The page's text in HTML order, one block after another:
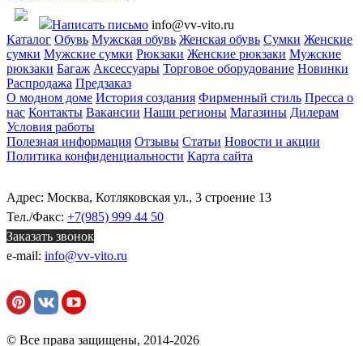
Написать письмо info@vv-vito.ru
Каталог Обувь Мужская обувь Женская обувь Сумки Женские
сумки Мужские сумки Рюкзаки Женские рюкзаки Мужские
рюкзаки Багаж Аксессуары Торговое оборудование Новинки
Распродажа Предзаказ
О модном доме История создания Фирменный стиль Пресса о
нас Контакты Вакансии Наши регионы Магазины Дилерам
Условия работы
Полезная информация Отзывы Статьи Новости и акции
Политика конфиденциальности Карта сайта
Адрес: Москва, Котляковская ул., 3 строение 13
Тел./Факс: +7(985) 999 44 50
Заказать звонок
e-mail: info@vv-vito.ru
© Все права защищены, 2014-2026